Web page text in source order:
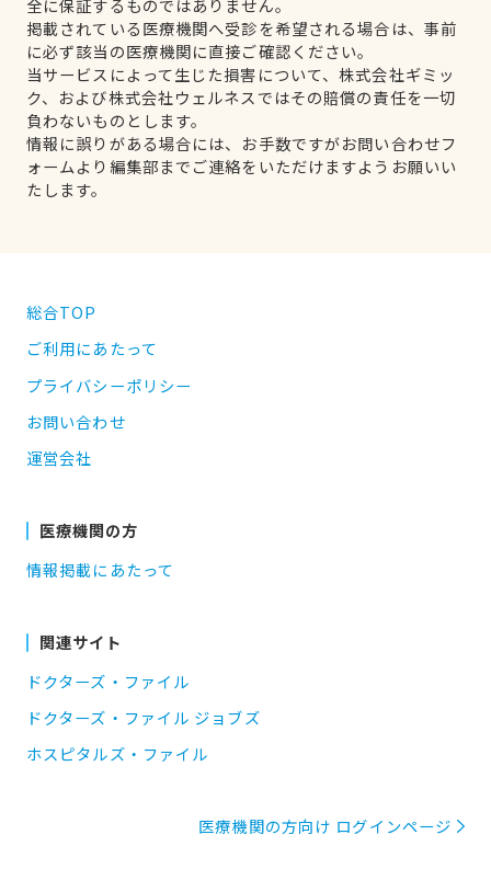
全に保証するものではありません。
掲載されている医療機関へ受診を希望される場合は、事前
に必ず該当の医療機関に直接ご確認ください。
当サービスによって生じた損害について、株式会社ギミッ
ク、および株式会社ウェルネスではその賠償の責任を一切
負わないものとします。
情報に誤りがある場合には、お手数ですがお問い合わせフ
ォームより編集部までご連絡をいただけますようお願いい
たします。
総合TOP
ご利用にあたって
プライバシーポリシー
お問い合わせ
運営会社
医療機関の方
情報掲載にあたって
関連サイト
ドクターズ・ファイル
ドクターズ・ファイル ジョブズ
ホスピタルズ・ファイル
医療機関の方向け ログインページ